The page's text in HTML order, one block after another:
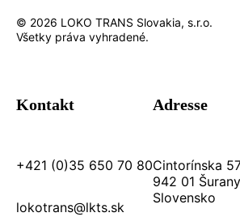
© 2026 LOKO TRANS Slovakia, s.r.o.
Všetky práva vyhradené.
Kontakt
+421 (0)35 650 70 80
lokotrans@lkts.sk
Adresse
Cintorínska
942 01 Šurany
Slovensko